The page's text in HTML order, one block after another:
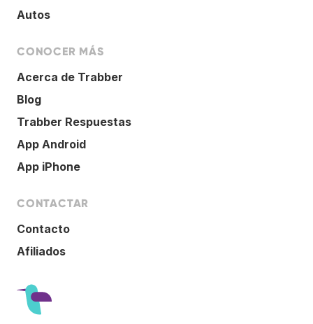
Autos
CONOCER MÁS
Acerca de Trabber
Blog
Trabber Respuestas
App Android
App iPhone
CONTACTAR
Contacto
Afiliados